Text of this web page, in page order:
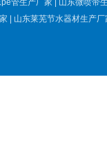
管生产厂家 | 山东微喷带
| 山东莱芜节水器材生产厂